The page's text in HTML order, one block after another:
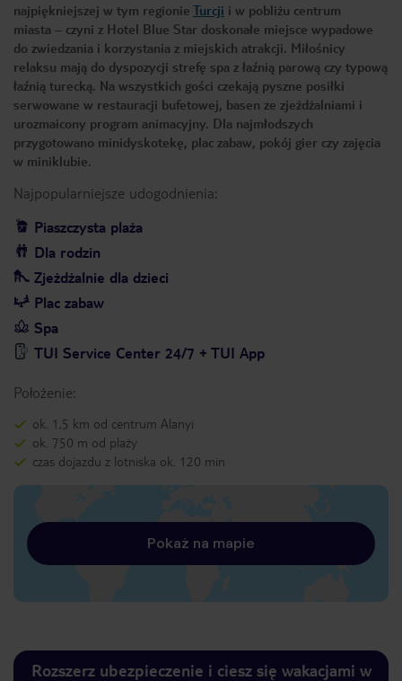
najpiękniejszej w tym regionie Turcji i w pobliżu centrum
miasta – czyni z Hotel Blue Star doskonałe miejsce wypadowe
do zwiedzania i korzystania z miejskich atrakcji. Miłośnicy
relaksu mają do dyspozycji strefę spa z łaźnią parową czy typową
łaźnią turecką. Na wszystkich gości czekają pyszne posiłki
serwowane w restauracji bufetowej, basen ze zjeżdżalniami i
urozmaicony program animacyjny. Dla najmłodszych
przygotowano minidyskotekę, plac zabaw, pokój gier czy zajęcia
w miniklubie.
Najpopularniejsze udogodnienia:
Piaszczysta plaża
Dla rodzin
Zjeżdżalnie dla dzieci
Plac zabaw
Spa
TUI Service Center 24/7 + TUI App
Położenie:
ok. 1,5 km od centrum Alanyi
ok. 750 m od plaży
czas dojazdu z lotniska ok. 120 min
Pokaż na mapie
Rozszerz ubezpieczenie i ciesz się wakacjami w